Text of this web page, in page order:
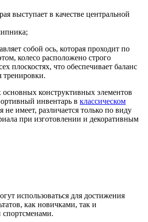
выступает в качестве центральной
собой ось, которая проходит по
колесо расположено строго
плоскостях, что обеспечивает баланс
тренировки.
конструктивных элементов
инвентарь в классическом
не имеет, различается только по виду
при изготовлении и декоративным
использоваться для достижения
как новичками, так и